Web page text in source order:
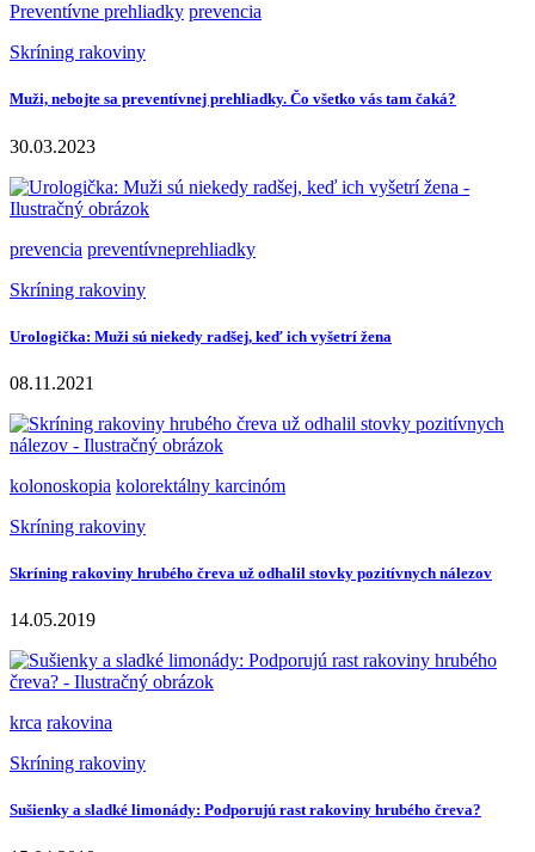
Preventívne prehliadky prevencia
Skríning rakoviny
Muži, nebojte sa preventívnej prehliadky. Čo všetko vás tam čaká?
30.03.2023
prevencia preventívneprehliadky
Skríning rakoviny
Urologička: Muži sú niekedy radšej, keď ich vyšetrí žena
08.11.2021
kolonoskopia kolorektálny karcinóm
Skríning rakoviny
Skríning rakoviny hrubého čreva už odhalil stovky pozitívnych nálezov
14.05.2019
krca rakovina
Skríning rakoviny
Sušienky a sladké limonády: Podporujú rast rakoviny hrubého čreva?